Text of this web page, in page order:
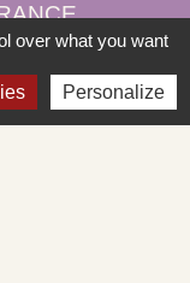
over what you want
Personalize